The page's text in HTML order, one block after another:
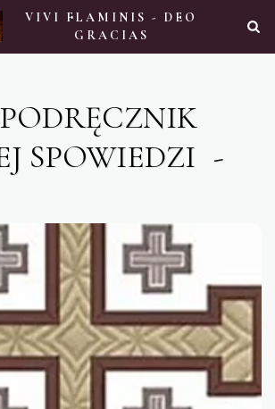
VIVI FLAMINIS - DEO
GRACIAS
PODRĘCZNIK
SPOWIEDZI